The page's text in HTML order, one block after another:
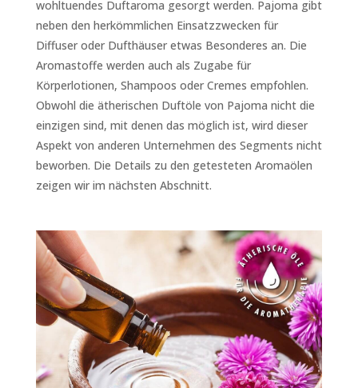
wohltuendes Duftaroma gesorgt werden. Pajoma gibt
neben den herkömmlichen Einsatzzwecken für
Diffuser oder Dufthäuser etwas Besonderes an. Die
Aromastoffe werden auch als Zugabe für
Körperlotionen, Shampoos oder Cremes empfohlen.
Obwohl die ätherischen Duftöle von Pajoma nicht die
einzigen sind, mit denen das möglich ist, wird dieser
Aspekt von anderen Unternehmen des Segments nicht
beworben. Die Details zu den getesteten Aromaölen
zeigen wir im nächsten Abschnitt.